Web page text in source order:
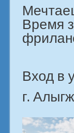
Время
Вход в
г.